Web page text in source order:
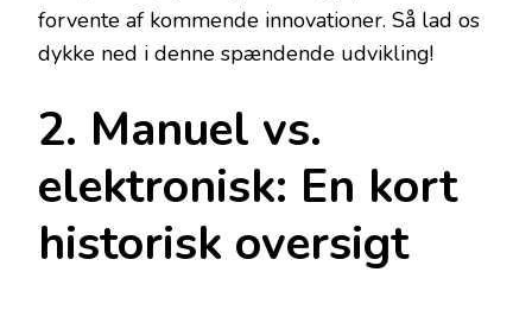
forvente af kommende innovationer. Så lad os
dykke ned i denne spændende udvikling!
2. Manuel vs.
elektronisk: En kort
historisk oversigt